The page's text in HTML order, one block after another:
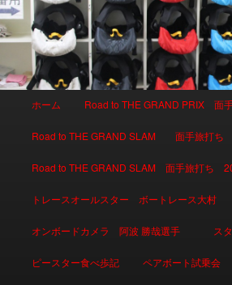
メインコンテンツへ移動
サブコンテンツへ移動
ホーム Road to THE GRAND PRIX 面
Road to THE GRAND SLAM 面手旅打ち
Road to THE GRAND SLAM 面手旅打ち
トレースオールスター ボートレース大村
オンボードカメラ 阿波 勝哉選手 ス
ピースター食べ歩記 ペアボート試乗会